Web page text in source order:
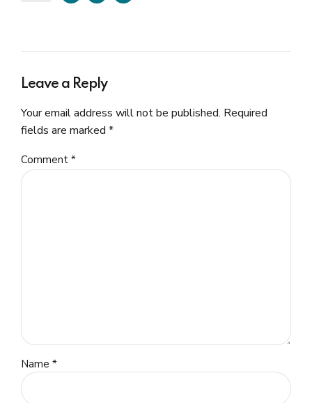
Leave a Reply
Your email address will not be published. Required
fields are marked *
Comment *
Name *